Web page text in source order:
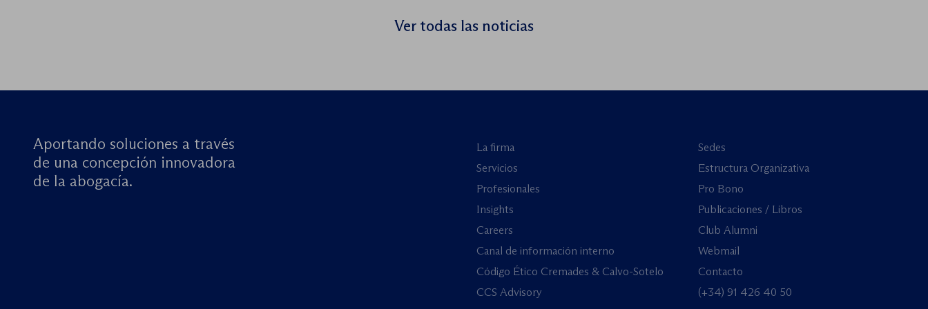
Ver todas las noticias
Aportando soluciones a través
de una concepción innovadora
de la abogacía.
La firma
Servicios
Profesionales
Insights
Careers
Canal de información interno
Código Ético Cremades & Calvo-Sotelo
CCS Advisory
Sedes
Estructura Organizativa
Pro Bono
Publicaciones / Libros
Club Alumni
Webmail
Contacto
(+34) 91 426 40 50